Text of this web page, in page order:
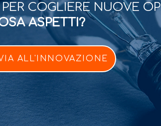
COGLIERE NUOVE
ASPETTI?
ALL'INNOVAZIONE